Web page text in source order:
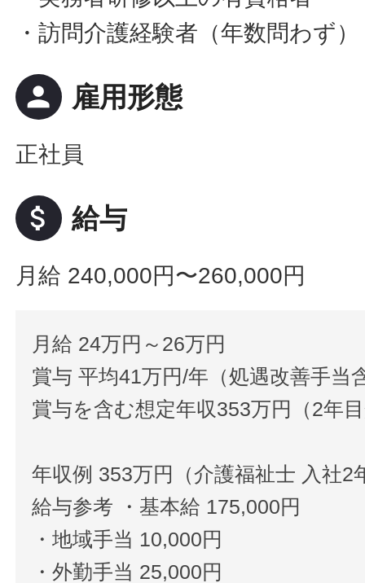
・訪問介護経験者（年数問わず）
person 雇用形態
正社員
attach_money 給与
月給 240,000円〜260,000円
月給 24万円～26万円
賞与 平均41万円/年（処遇改善手当
賞与を含む想定年収353万円（2年
年収例 353万円（介護福祉士 入社2
給与参考 ・基本給 175,000円
・地域手当 10,000円
・外勤手当 25,000円